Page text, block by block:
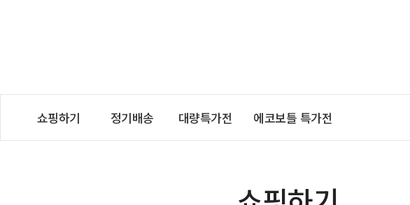
쇼핑하기 정기배송 대량특가전 에코보틀 특가전